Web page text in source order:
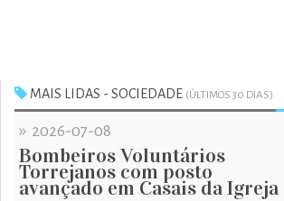
MAIS LIDAS - SOCIEDADE (ÚLTIMOS 30 DIAS)
» 2026-07-08
Bombeiros Voluntários
Torrejanos com posto
avançado em Casais da Igreja